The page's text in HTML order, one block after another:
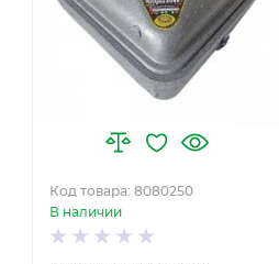
Код товара: 8080250
В наличии